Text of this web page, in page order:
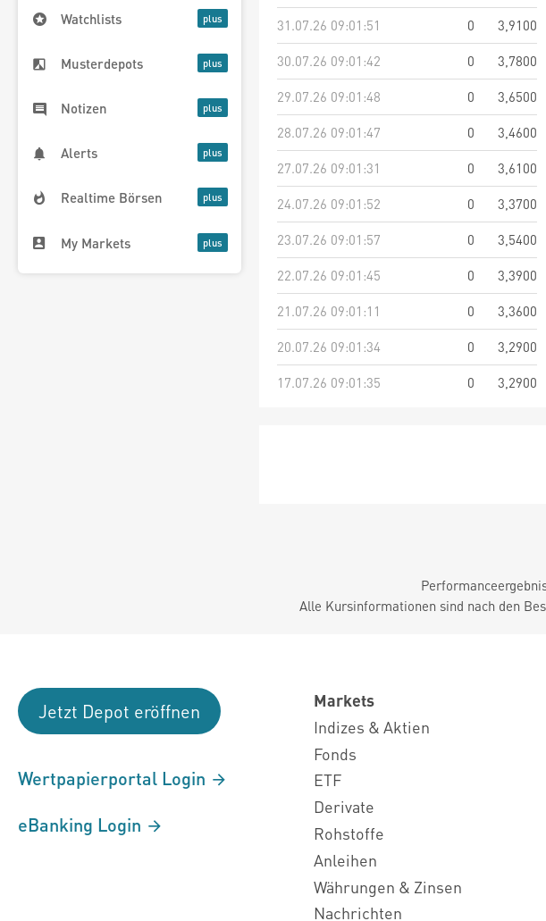
Watchlists
Musterdepots
Notizen
Alerts
Realtime Börsen
My Markets
31.07.26 09:01:51
0
3,9100
30.07.26 09:01:42
0
3,7800
29.07.26 09:01:48
0
3,6500
28.07.26 09:01:47
0
3,4600
27.07.26 09:01:31
0
3,6100
24.07.26 09:01:52
0
3,3700
23.07.26 09:01:57
0
3,5400
22.07.26 09:01:45
0
3,3900
21.07.26 09:01:11
0
3,3600
20.07.26 09:01:34
0
3,2900
17.07.26 09:01:35
0 3,2900
Alle Kursinformationen sind nach den
Jetzt Depot eröffnen
Wertpapierportal Login
eBanking Login
Markets
Indizes & Aktien
Fonds
ETF
Derivate
Rohstoffe
Anleihen
Währungen & Zinsen
Nachrichten